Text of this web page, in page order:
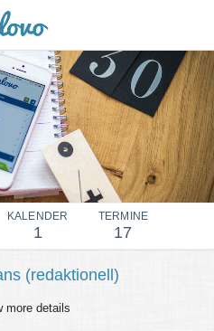
KALENDER
1
TERMINE
17
(redaktionell)
more details